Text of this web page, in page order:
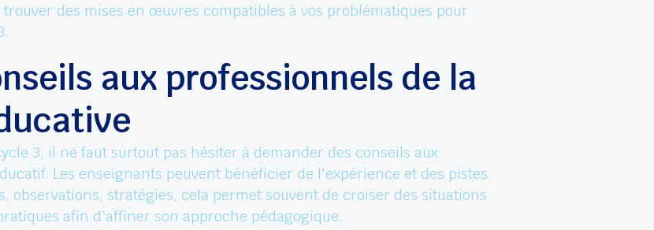
des mises en œuvres compatibles à vos problématiques pour
aux professionnels de la
3, il ne faut surtout pas hésiter à demander des conseils aux
Les enseignants peuvent bénéficier de l'expérience et des pistes
observations, stratégies, cela permet souvent de croiser des situations
afin d'affiner son approche pédagogique.